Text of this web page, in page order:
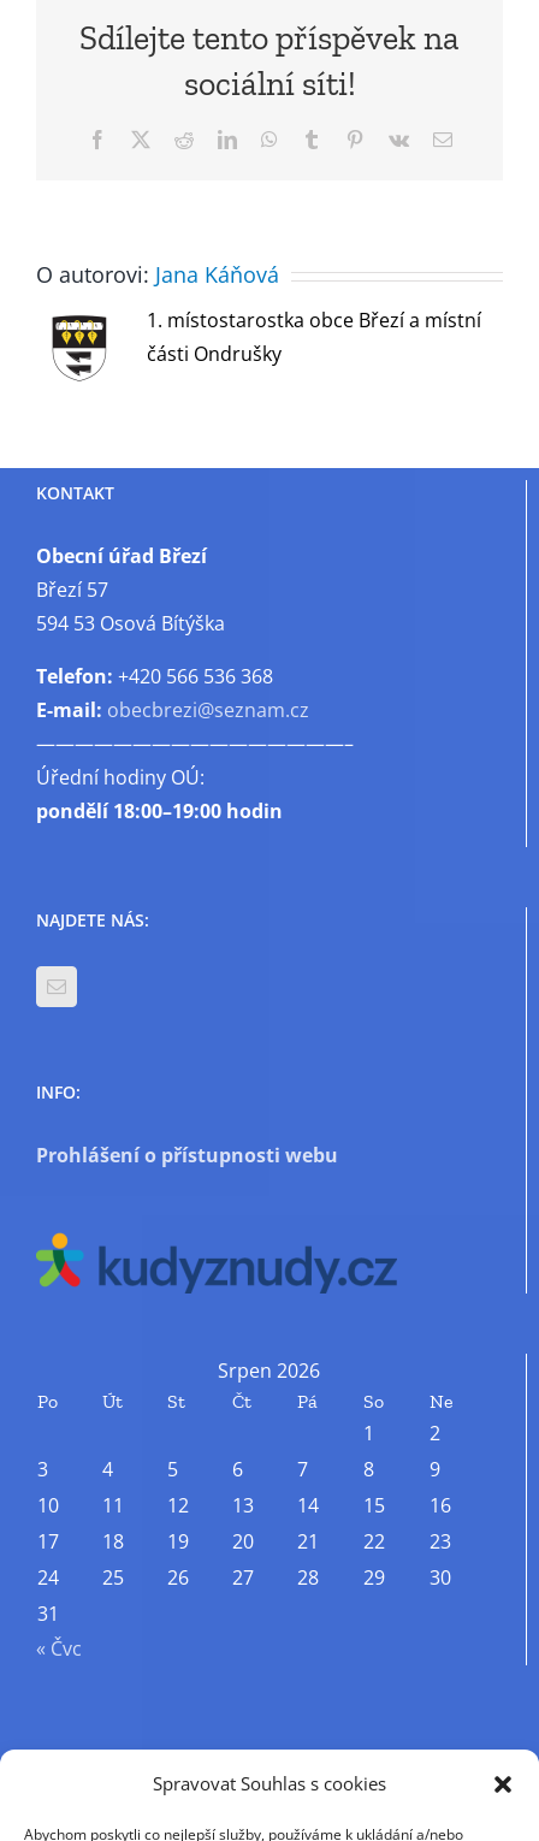
Spravovat Souhlas s cookies
Abychom poskytli co nejlepší služby, používáme k ukládání a/nebo
Sdílejte tento příspěvek na
sociální síti!
Facebook RedditLinkedInWhatsApp
Tumblr Pinterest
Vk
E-
O autorovi: Jana Káňová
1. místostarostka obce Březí a místní
části Ondrušky
KONTAKT
Obecní úřad Březí
Březí 57
594 53 Osová Bítýška
Telefon: +420 566 536 368
E-mail: obecbrezi@seznam.cz
————————————————–
Úřední hodiny OÚ:
pondělí18:00–19:00 hodin
NAJDETE NÁS:
INFO:
Prohlášení o přístupnosti webu
Srpen 2026
Po Út St Čt Pá So Ne
1
2
3
4 5 6 7 8
9
10
11 12 13 14 15
16
17
18 19 20 21 22
23
24
25 26 27 28 29
30
31
« Čvc
Příjmení